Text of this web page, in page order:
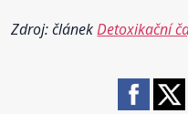
Zdroj: článekDetoxikační